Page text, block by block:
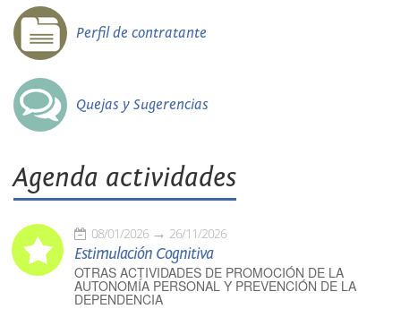
Perfil de contratante
Quejas y Sugerencias
Agenda actividades
08/01/2026 26/11/2026
Estimulación Cognitiva
OTRAS ACTIVIDADES DE PROMOCIÓN DE LA
AUTONOMÍA PERSONAL Y PREVENCIÓN DE LA
DEPENDENCIA